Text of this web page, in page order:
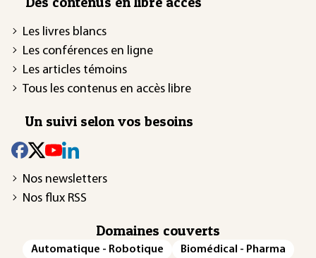
Les livres blancs
Les conférences en ligne
Les articles témoins
Tous les contenus en accès libre
Un suivi selon vos besoins
Nos newsletters
Nos flux RSS
Domaines couverts
Automatique - Robotique
Biomédical - Pharma